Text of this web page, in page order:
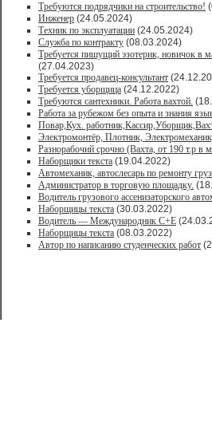
Требуются подрядчики на строительство!
Инженер (24.05.2024)
Техник по эксплуатации (24.05.2024)
Служба по контракту (08.03.2024)
Требуется пишущий эзотерик, новичок в
(27.04.2023)
Требуется продавец-консультант
Требуется уборщица (24.12.2022)
Требуются сантехники. Работа вахтой.
Работа за рубежом без опыта и знания
Повар,Кух.
Электромонтёр, Плотник,
Paзнoрабочий cрочно (Вахта, от 190 т.р в
Наборщики текста (19.04.2022)
Автомеханик, автослесарь по ремонту
Администратор в торговую площадку.
Водитель грузового ассенизаторского
Наборщицы текста (30.03.2022)
Водитель — Международник С+Е
Наборщицы текста (08.03.2022)
Автор по написанию студенческих работ